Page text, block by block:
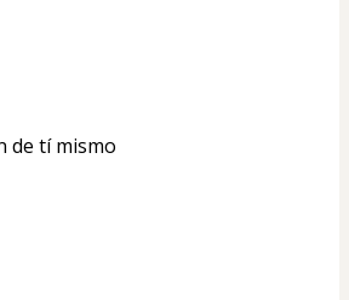
de tí mismo